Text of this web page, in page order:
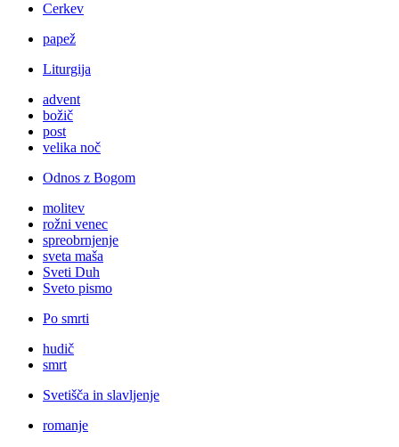
Cerkev
papež
Liturgija
advent
božič
post
velika noč
Odnos z Bogom
molitev
rožni venec
spreobrnjenje
sveta maša
Sveti Duh
Sveto pismo
Po smrti
hudič
smrt
Svetišča in slavljenje
romanje